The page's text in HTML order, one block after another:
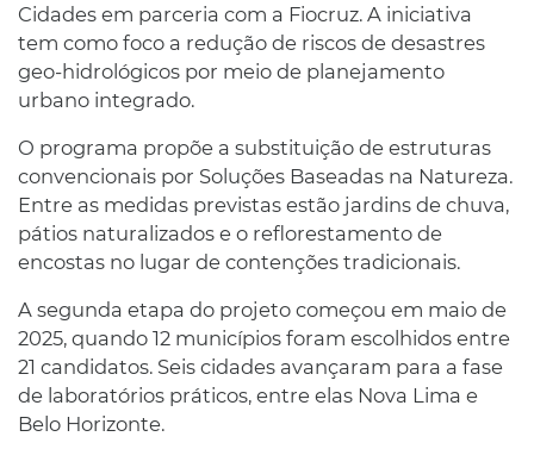
Cidades em parceria com a Fiocruz. A iniciativa
tem como foco a redução de riscos de desastres
geo-hidrológicos por meio de planejamento
urbano integrado.
O programa propõe a substituição de estruturas
convencionais por Soluções Baseadas na Natureza.
Entre as medidas previstas estão jardins de chuva,
pátios naturalizados e o reflorestamento de
encostas no lugar de contenções tradicionais.
A segunda etapa do projeto começou em maio de
2025, quando 12 municípios foram escolhidos entre
21 candidatos. Seis cidades avançaram para a fase
de laboratórios práticos, entre elas Nova Lima e
Belo Horizonte.